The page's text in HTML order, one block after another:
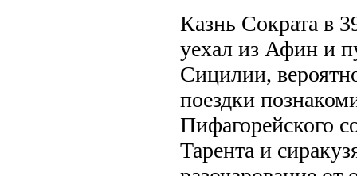
Казнь Сократа в
уехал из Афин и
Сицилии,
поездки
Пифагорейского
Тарента и